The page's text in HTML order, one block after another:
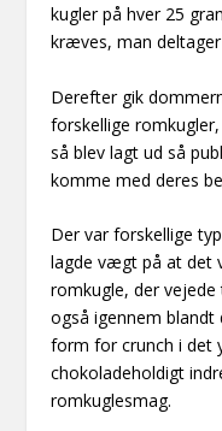
kugler på hver 25
kræves, man
Derefter gik
forskellige
så blev lagt ud så
komme med deres
Der var forskellige
lagde vægt på at det
romkugle, der
også igennem blandt
form for crunch i det
chokoladeholdigt
romkuglesmag.